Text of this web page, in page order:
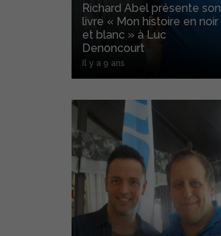
Richard Abel présente son
livre « Mon histoire en noir
et blanc » à Luc
Denoncourt
Il y a 9 ans